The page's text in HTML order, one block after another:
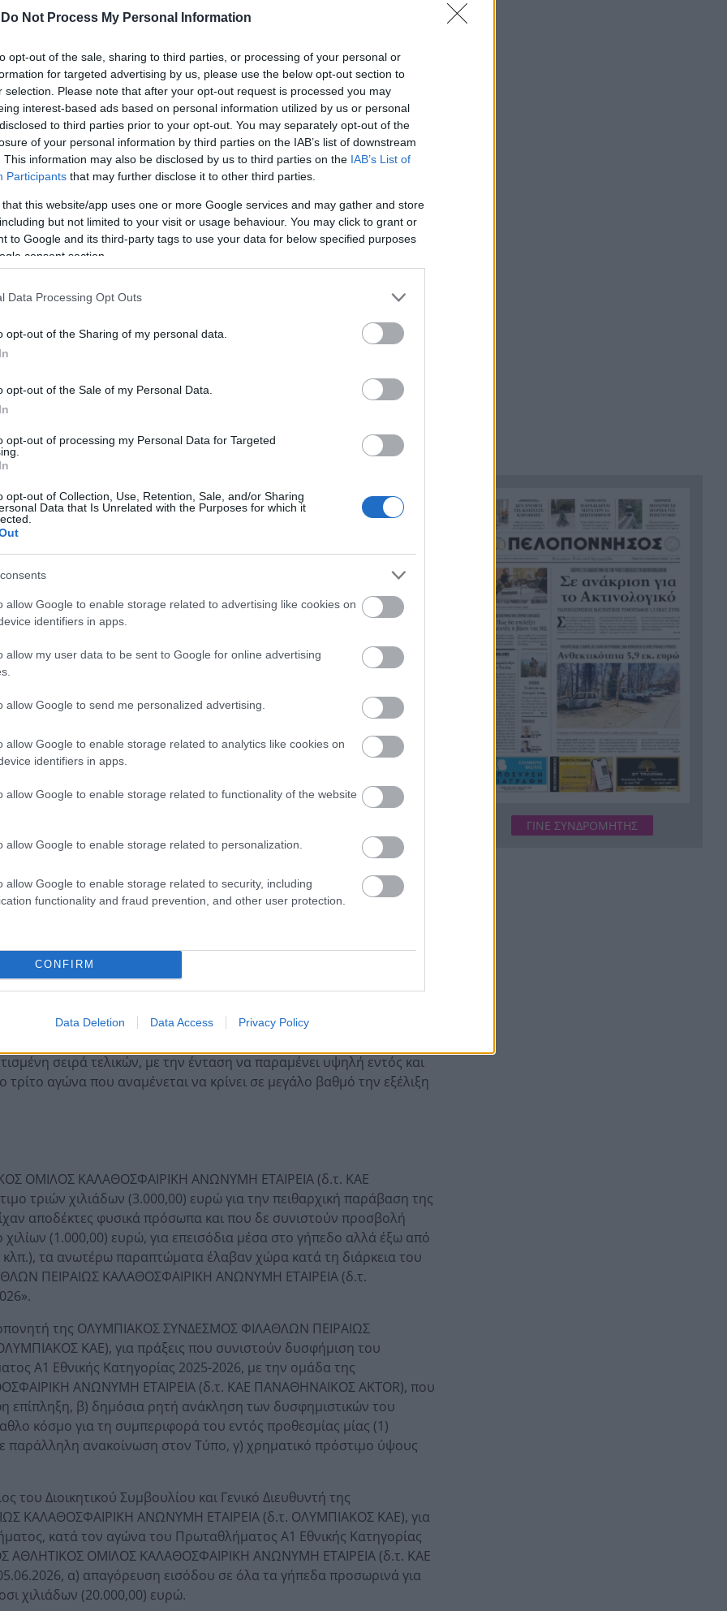
Do Not Process My Personal Information
opt-out of the sale, sharing to third parties, or processing of your personal or
for targeted advertising by us, please use the below opt-out section to
selection. Please note that after your opt-out request is processed you may
interest-based ads based on personal information utilized by us or personal
to third parties prior to your opt-out. You may separately opt-out of the
of your personal information by third parties on the IAB’s list of downstream
This information may also be disclosed by us to third parties on the IAB’s List of
Participants that may further disclose it to other third parties.
that this website/app uses one or more Google services and may gather and store
but not limited to your visit or usage behaviour. You may click to grant or
to Google and its third-party tags to use your data for below specified purposes
consent section.
Data Processing Opt Outs
opt-out of the Sharing of my personal data.
opt-out of the Sale of my Personal Data.
opt-out of processing my Personal Data for Targeted
opt-out of Collection, Use, Retention, Sale, and/or Sharing
Data that Is Unrelated with the Purposes for which it
allow Google to enable storage related to advertising like cookies on
identifiers in apps.
allow my user data to be sent to Google for online advertising
allow Google to send me personalized advertising.
allow Google to enable storage related to analytics like cookies on
identifiers in apps.
allow Google to enable storage related to functionality of the website
allow Google to enable storage related to personalization.
allow Google to enable storage related to security, including
functionality and fraud prevention, and other user protection.
CONFIRM
Data Deletion Data Access Privacy Policy
χωρίς αποδέκτες
γηπέδου (κερκίδες, αποδυτήρια κ.λπ.)
44.000 ευρώ για τη συμπεριφορά του ιδιοκτήτη της ομάδας
με:
του Δ.Σ.
Λεπενιώτη
τιμωρήθηκε με:
Νικόλαος Λεπενιώτης
μήνα
Γιαννακόπουλο
Γιαννακόπουλος τιμωρήθηκε με:
μήνα
σειρά τελικών, με την ένταση να παραμένει υψηλή εντός και
τρίτο αγώνα που αναμένεται να κρίνει σε μεγάλο βαθμό την εξέλιξη
ΟΜΙΛΟΣ ΚΑΛΑΘΟΣΦΑΙΡΙΚΗ ΑΝΩΝΥΜΗ ΕΤΑΙΡΕΙΑ (δ.τ. ΚΑΕ
τριών χιλιάδων (3.000,00) ευρώ για την πειθαρχική παράβαση της
αποδέκτες φυσικά πρόσωπα και που δε συνιστούν προσβολή
(1.000,00) ευρώ, για επεισόδια μέσα στο γήπεδο αλλά έξω από
κλπ.), τα ανωτέρω παραπτώματα έλαβαν χώρα κατά τη διάρκεια του
ΠΕΙΡΑΙΩΣ ΚΑΛΑΘΟΣΦΑΙΡΙΚΗ ΑΝΩΝΥΜΗ ΕΤΑΙΡΕΙΑ (δ.τ.
της ΟΛΥΜΠΙΑΚΟΣ ΣΥΝΔΕΣΜΟΣ ΦΙΛΑΘΛΩΝ ΠΕΙΡΑΙΩΣ
ΚΑΕ), για πράξεις που συνιστούν δυσφήμιση του
Α1 Εθνικής Κατηγορίας 2025-2026, με την ομάδα της
ΑΝΩΝΥΜΗ ΕΤΑΙΡΕΙΑ (δ.τ. ΚΑΕ ΠΑΝΑΘΗΝΑΙΚΟΣ AKTOR), που
επίπληξη, β) δημόσια ρητή ανάκληση των δυσφημιστικών του
κόσμο για τη συμπεριφορά του εντός προθεσμίας μίας (1)
ανακοίνωση στον Τύπο, γ) χρηματικό πρόστιμο ύψους
του Διοικητικού Συμβουλίου και Γενικό Διευθυντή της
ΚΑΛΑΘΟΣΦΑΙΡΙΚΗ ΑΝΩΝΥΜΗ ΕΤΑΙΡΕΙΑ (δ.τ. ΟΛΥΜΠΙΑΚΟΣ ΚΑΕ), για
κατά τον αγώνα του Πρωταθλήματος Α1 Εθνικής Κατηγορίας
ΑΘΛΗΤΙΚΟΣ ΟΜΙΛΟΣ ΚΑΛΑΘΟΣΦΑΙΡΙΚΗ ΑΝΩΝΥΜΗ ΕΤΑΙΡΕΙΑ (δ.τ. ΚΑΕ
α) απαγόρευση εισόδου σε όλα τα γήπεδα προσωρινά για
χιλιάδων (20.000,00) ευρώ.
για τον πνιγμό στα Μάλια
21:36
Ο καύσωνας λιώνει τους
Σλοβάκους, ρεκόρ με 42,2
βαθμούς Κελσίου
Άρτα: Συνελήφθησαν ο
διευθυντής κι ο τεχνικός
ασφαλείας του ΔΕΔΔΗΕ
21:12 Τραγικό περιστατικό, τράκαρε
με αγριογούρουνο στη Β.
Εύβοια και έχασε τη ζωή του
Αλλάζουν τα πάντα στη Δανία
λόγω της τεχνικής
νοημοσύνης, οι μαθητές θα
παρουσιάσουν προφορικά τις
Το τελευταίο «αντίο» στην
ΓΙΝΕ ΣΥΝΔΡΟΜΗΤΗΣ